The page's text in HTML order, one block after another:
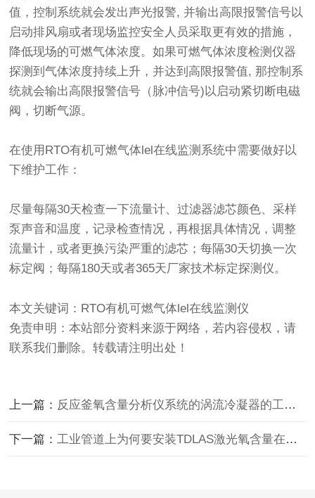
值，控制系统就会发出声光报警, 并输出高限报警信号以
启动排风扇或者现场监控安全人员采取更有效的措施，
降低现场的可燃气体浓度。如果可燃气体浓度检测仪器
探测到气体浓度持续上升，并达到高限报警值, 那控制系
统就会输出高限报警信号（脉冲信号)以启动紧切断电磁
阀，切断气源。
在使用RTO有机可燃气体lel在线监测系统中需要做好以
下维护工作：
尽量每隔30天检查一下流量计、过滤器滤芯颜色、采样
泵声音和温度，记录检查情况，再根据具体情况，调整
流量计，或者更换污染严重的滤芯；每隔30天切换一次
标定阀；每隔180天或者365天厂家技术标定探测仪。
本文关键词：RTO有机可燃气体lel在线监测仪
免责申明：本站部分资料来源于网络，若内容侵权，请
联系我们删除。转载请注明出处！
上一篇： 反应釜氧含量分析仪系统的涡流冷凝器的工作原理
下一篇：工业管道上为何要安装TDLAS激光氧含量在线分析仪呢？